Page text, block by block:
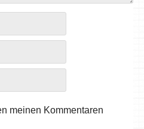
meinen Kommentaren